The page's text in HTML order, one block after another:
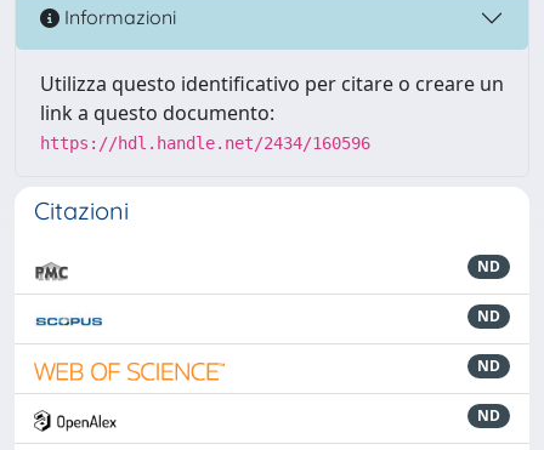
Informazioni
Utilizza questo identificativo per citare o creare un
link a questo documento:
https://hdl.handle.net/2434/160596
Citazioni
ND
ND
ND
ND